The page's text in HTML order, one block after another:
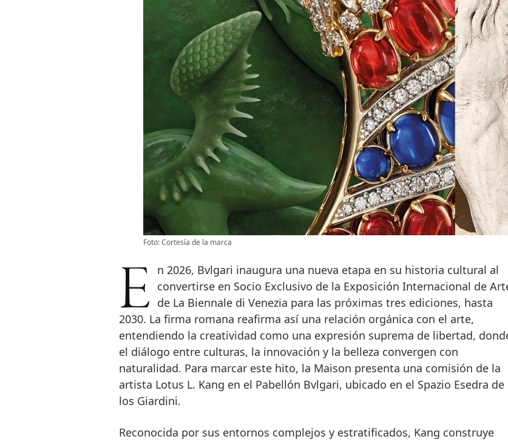
Foto: Cortesía de la marca
En 2026, Bvlgari inaugura una nueva etapa en su historia cultural al convertirse en Socio Exclusivo de la Exposición Internacional de
de La Biennale di Venezia para las próximas tres ediciones, hasta
2030. La firma romana reafirma así una relación orgánica con el arte,
entendiendo la creatividad como una expresión suprema de libertad,
el diálogo entre culturas, la innovación y la belleza convergen con
naturalidad. Para marcar este hito, la Maison presenta una comisión de la
artista Lotus L. Kang en el Pabellón Bvlgari, ubicado en el Spazio Esedra de
los Giardini.
Reconocida por sus entornos complejos y estratificados, Kang construye